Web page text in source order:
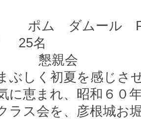
ム ダムール
25名
懇親会
ぶしく初夏を感じさ
に恵まれ、昭和６０
ラス会を、彦根城お